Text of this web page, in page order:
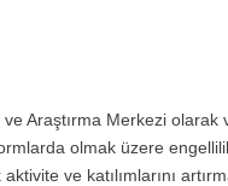
Araştırma Merkezi
olmak üzere
ve katılımlarını